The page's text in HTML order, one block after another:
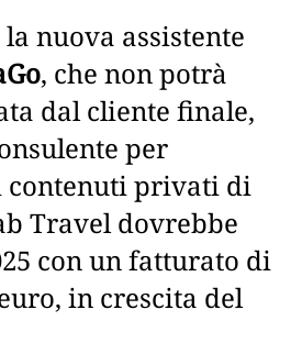
nuova assistente
, che non potrà
dal cliente finale,
per
contenuti privati di
Travel dovrebbe
con un fatturato di
in crescita del